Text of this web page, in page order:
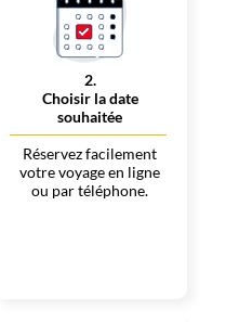
2.
Choisir la date
souhaitée
Réservez facilement
votre voyage en ligne
ou par téléphone.